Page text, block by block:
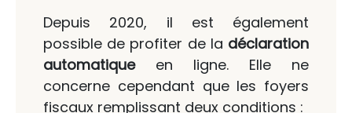
Depuis 2020, il est également
possible de profiter de la déclaration
automatiqueen ligne. Elle ne
concerne cependant que les foyers
fiscaux remplissant deux conditions :